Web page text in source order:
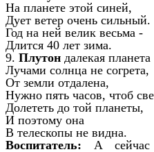
На планете этой синей,
Дует ветер очень сильный.
Год на ней велик весьма -
Длится 40 лет зима.
9. Плутон далекая планета
Лучами солнца не согрета,
От земли отдалена,
Нужно пять часов, чтоб
Долететь до той планеты,
И поэтому она
В телескопы не видна.
Воспитатель: А